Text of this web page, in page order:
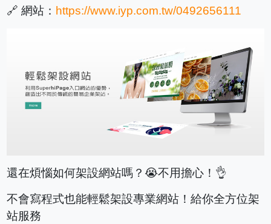
🔗 網站： https://www.iyp.com.tw/0492656111
還在煩惱如何架設網站嗎？😭不用擔心！👌
不會寫程式也能輕鬆架設專業網站！給你全方位架
站服務